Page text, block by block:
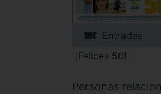
Entradas
¡Felices 50!
Personas